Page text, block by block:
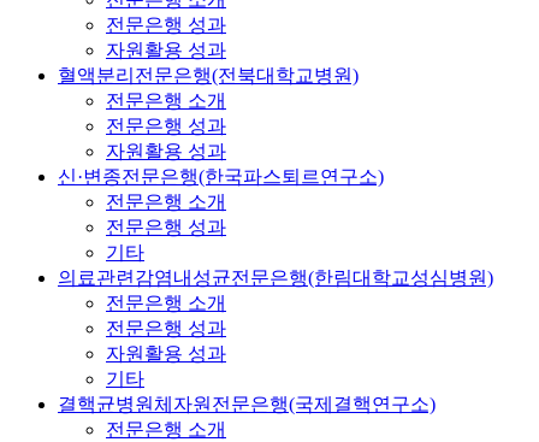
전문은행 성과
자원활용 성과
혈액분리전문은행(전북대학교병원)
전문은행 소개
전문은행 성과
자원활용 성과
신·변종전문은행(한국파스퇴르연구소)
전문은행 소개
전문은행 성과
기타
의료관련감염내성균전문은행(한림대학교성심병원)
전문은행 소개
전문은행 성과
자원활용 성과
기타
결핵균병원체자원전문은행(국제결핵연구소)
전문은행 소개